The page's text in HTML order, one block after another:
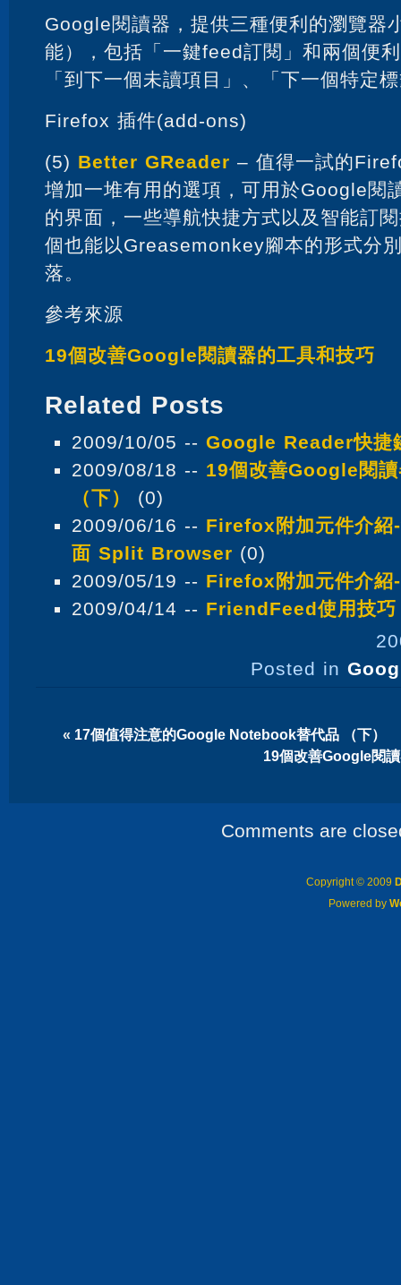
Google閱讀器，提供三種便利的瀏覽器
能），包括「一鍵feed訂閱」和兩個便
「到下一個未讀項目」、「下一個特定
Firefox 插件(add-ons)
(5) Better GReader – 值得一試的
增加一堆有用的選項，可用於Google閱
的界面，一些導航快捷方式以及智能訂
個也能以Greasemonkey腳本的形式分
落。
參考來源
19個改善Google閱讀器的工具和技巧
Related Posts
2009/10/05 -- Google Reader快捷
2009/08/18 -- 19個改善Google閱
（下）
(0)
2009/06/16 -- Firefox附加元件介
面 Split Browser (0)
2009/05/19 -- Firefox附加元件介
2009/04/14 -- FriendFeed使用技巧
Posted in
« 17個值得注意的Google Notebook替代品 （下）
19個改善Google閱
Comments are
Copyright © 2009
Powered by